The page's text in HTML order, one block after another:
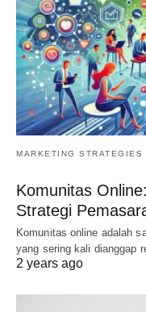
MARKETING STRATEGIES
Komunitas
Strategi
Komunitas online adalah
yang sering kali dianggap
2 years ago